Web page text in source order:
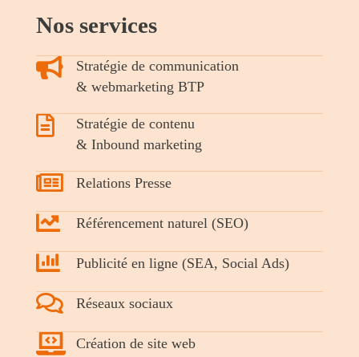
Nos services
Stratégie de communication
& webmarketing BTP
Stratégie de contenu
& Inbound marketing
Relations Presse
Référencement naturel (SEO)
Publicité en ligne (SEA, Social Ads)
Réseaux sociaux
Création de site web